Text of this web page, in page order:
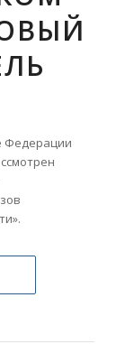
Федерации